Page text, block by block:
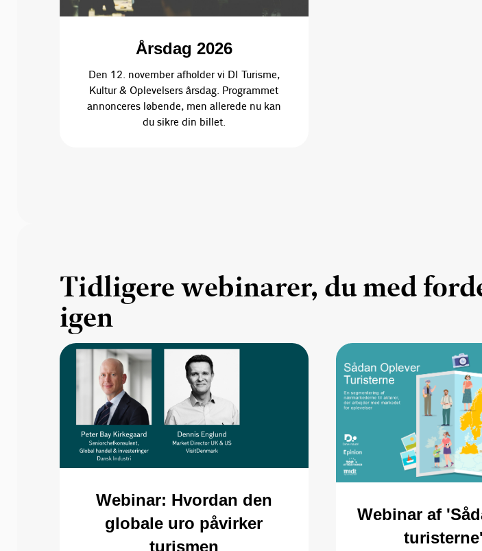
Årsdag 2026
Den 12. november afholder vi DI Turisme,
Kultur & Oplevelsers årsdag. Programmet
annonceres løbende, men allerede nu kan
du sikre din billet.
Tidligere webinarer, du med
igen
Webinar: Hvordan den
globale uro påvirker
turismen
Webinar af